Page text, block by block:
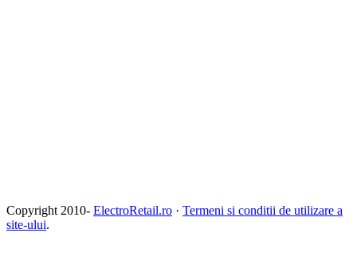
Copyright 2010- ElectroRetail.ro · Termeni si conditii de utilizare a
site-ului.